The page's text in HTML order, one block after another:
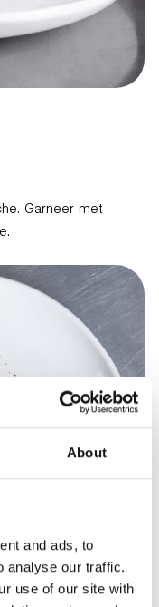
About
and ads, to
analyse our traffic.
use of our site with
Garneer met